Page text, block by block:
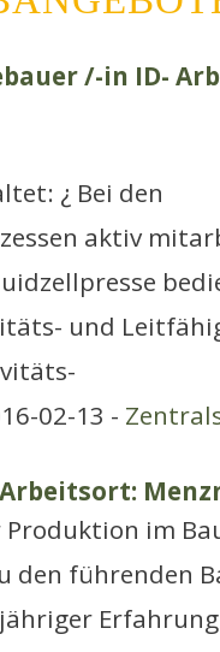
/-in ID-
¿ Bei den
aktiv
und
02-13 -
im
den führenden